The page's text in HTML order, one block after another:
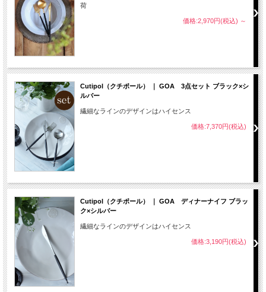
荷
価格:2,970円(税込) ～
Cutipol（クチポール） ｜ GOA 3点セット ブラック×シ
ルバー
繊細なラインのデザインはハイセンス
価格:7,370円(税込)
Cutipol（クチポール） ｜ GOA ディナーナイフ ブラッ
ク×シルバー
繊細なラインのデザインはハイセンス
価格:3,190円(税込)